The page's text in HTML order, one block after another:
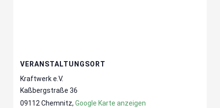
VERANSTALTUNGSORT
Kraftwerk e.V.
Kaßbergstraße 36
09112 Chemnitz, Google Karte anzeigen